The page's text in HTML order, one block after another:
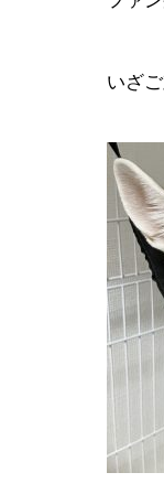
いざ